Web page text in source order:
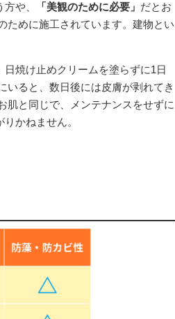
方や、 「美観のために必要」 だとお
ために施工されています。建物とい
焼け止めクリームを塗らずに1日
ると、数日後には皮膚が剥れてき
肌と同じで、メンテナンスをせずに
かねません。